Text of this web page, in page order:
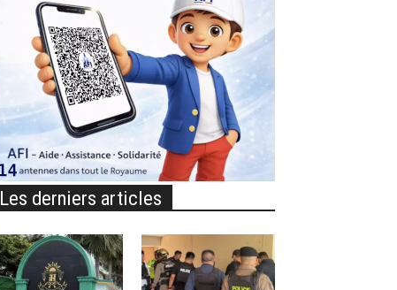
Les derniers articles